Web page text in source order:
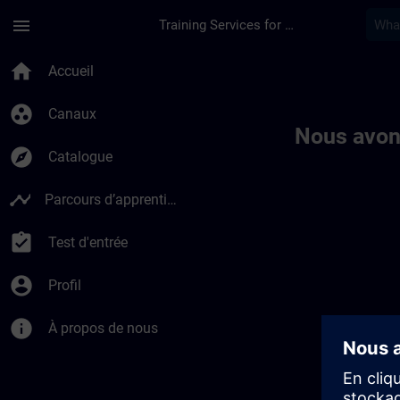
menu Training Services for Digital Industries
home Accueil
group_work Canaux
explore Catalogue
timeline Parcours d’apprentissage
assignment_turned_in Test d'entrée
account_circle Profil
info À propos de nous
Nous